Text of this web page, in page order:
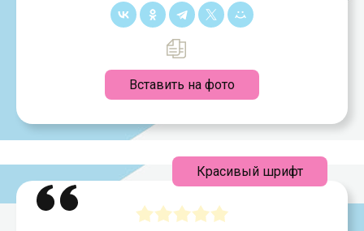
Вставить на фото
Красивый шрифт